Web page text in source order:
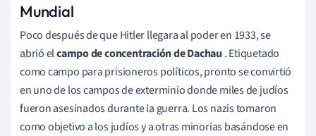
Mundial
Poco después de que Hitler llegara al poder en 1933, se
abrió elcampo de concentración de Dachau . Etiquetado
como campo para prisioneros políticos, pronto se convirtió
en uno de los campos de exterminio donde miles de judíos
fueron asesinados durante la guerra. Los nazis tomaron
como objetivo a los judíos y a otras minorías basándose en